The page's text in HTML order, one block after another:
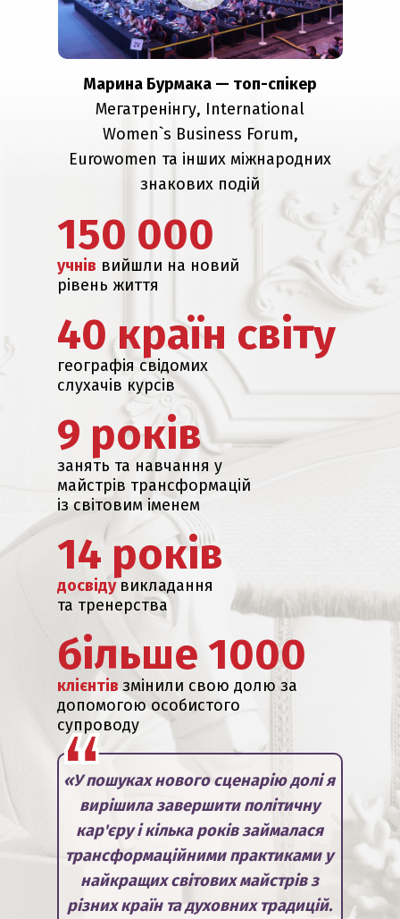
150 000
учнів вийшли на новий
рівень життя
Марина Бурмака — топ-спікер
Мегатренінгу, International
Women`s Business Forum,
Eurowomen та інших міжнародних
знакових подій
40 країн світу
географія свідомих
слухачів курсів
14 років
досвіду викладання
та тренерства
більше 1000
клієнтівзмінили свою долю за
допомогою особистого
супроводу
9 років
занять та навчання у
майстрів трансформацій
із світовим іменем
«У пошуках нового сценарію долі я
вирішила завершити політичну
кар'єру і кілька років займалася
трансформаційними практиками у
найкращих світових майстрів з
різних країн та духовних традицій.